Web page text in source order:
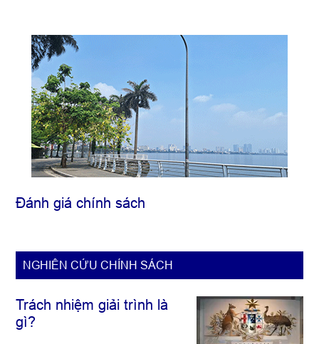
Đánh giá chính sách
NGHIÊN CỨU CHÍNH SÁCH
Trách nhiệm giải trình là
gì?